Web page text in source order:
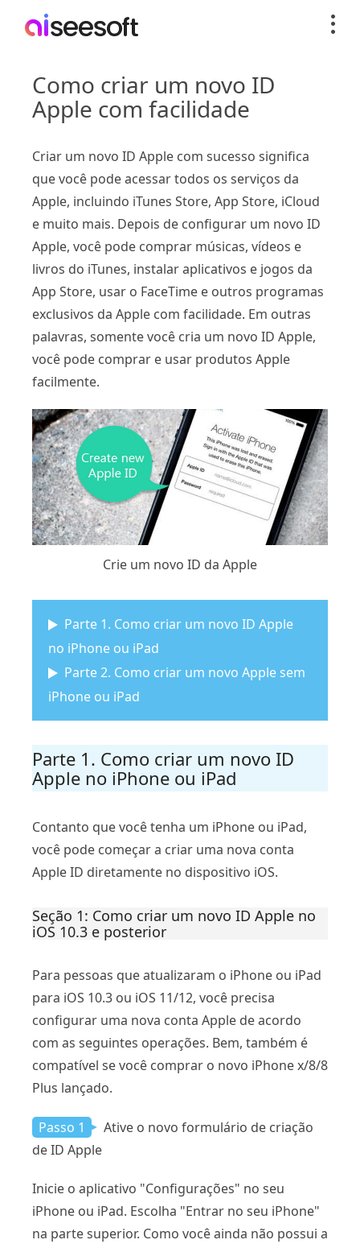
Como criar um novo ID
Apple com facilidade
Criar um novo ID Apple com sucesso significa
que você pode acessar todos os serviços da
Apple, incluindo iTunes Store, App Store, iCloud
e muito mais. Depois de configurar um novo ID
Apple, você pode comprar músicas, vídeos e
livros do iTunes, instalar aplicativos e jogos da
App Store, usar o FaceTime e outros programas
exclusivos da Apple com facilidade. Em outras
palavras, somente você cria um novo ID Apple,
você pode comprar e usar produtos Apple
facilmente.
Crie um novo ID da Apple
Parte 1. Como criar um novo ID Apple
no iPhone ou iPad
Parte 2. Como criar um novo Apple sem
iPhone ou iPad
Parte 1. Como criar um novo ID
Apple no iPhone ou iPad
Contanto que você tenha um iPhone ou iPad,
você pode começar a criar uma nova conta
Apple ID diretamente no dispositivo iOS.
Seção 1: Como criar um novo ID Apple no
iOS 10.3 e posterior
Para pessoas que atualizaram o iPhone ou iPad
para iOS 10.3 ou iOS 11/12, você precisa
configurar uma nova conta Apple de acordo
com as seguintes operações. Bem, também é
compatível se você comprar o novo iPhone x/8/8
Plus lançado.
Passo 1
Ative o novo formulário de criação
de ID Apple
Inicie o aplicativo "Configurações" no seu
iPhone ou iPad. Escolha "Entrar no seu iPhone"
na parte superior. Como você ainda não possui a